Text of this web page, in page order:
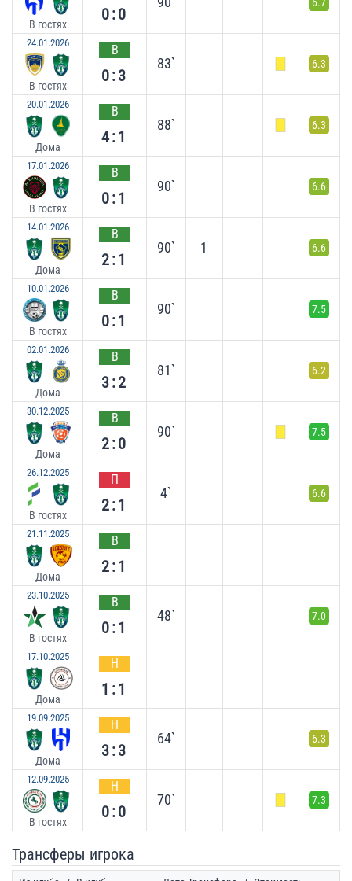
В гостях
0:0
24.01.2026
В гостях
В
0:3
83` 6.3
20.01.2026
Дома
В
4:1
88` 6.3
17.01.2026
В гостях
В
0:1
90` 6.6
14.01.2026
Дома
В
2:1
90` 1 6.6
10.01.2026
В гостях
В
0:1
90` 7.5
02.01.2026
Дома
В
3:2
81` 6.2
30.12.2025
Дома
В
2:0
90` 7.5
26.12.2025
В гостях
П
2:1
4` 6.6
21.11.2025
Дома
В
2:1
23.10.2025
В гостях
В
0:1
48` 7.0
17.10.2025
Дома
Н
1:1
19.09.2025
Дома
Н
3:3
64` 6.3
12.09.2025
В гостях
Н
0:0
70` 7.3
Трансферы игрока